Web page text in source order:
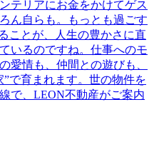
テリアにお金をかけてゲス
ん自らも。もっとも過ごす
ことが、人生の豊かさに直
いるのですね。仕事へのモ
愛情も、仲間との遊びも、
で育まれます。世の物件を
で、LEON不動産がご案内